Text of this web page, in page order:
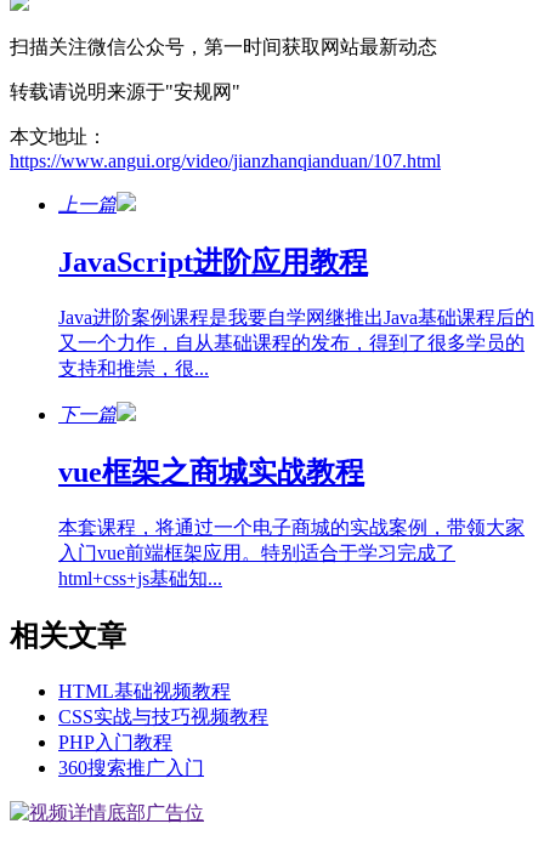
扫描关注微信公众号，第一时间获取网站最新动态
转载请说明来源于"安规网"
本文地址：
https://www.angui.org/video/jianzhanqianduan/107.html
上一篇
JavaScript进阶应用教程
Java进阶案例课程是我要自学网继推出Java基础课程后的
又一个力作，自从基础课程的发布，得到了很多学员的
支持和推崇，很...
下一篇
vue框架之商城实战教程
本套课程，将通过一个电子商城的实战案例，带领大家
入门vue前端框架应用。特别适合于学习完成了
html+css+js基础知...
相关文章
HTML基础视频教程
CSS实战与技巧视频教程
PHP入门教程
360搜索推广入门